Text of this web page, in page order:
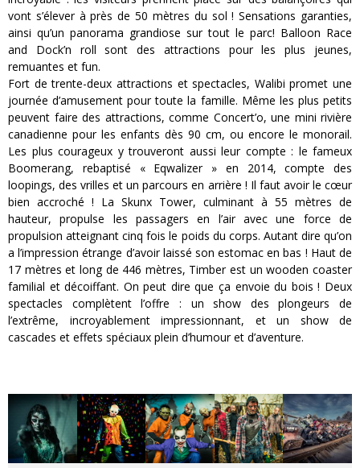
vont s’élever à près de 50 mètres du sol ! Sensations garanties,
ainsi qu’un panorama grandiose sur tout le parc! Balloon Race
and Dock’n roll sont des attractions pour les plus jeunes,
remuantes et fun.
Fort de trente-deux attractions et spectacles, Walibi promet une
journée d’amusement pour toute la famille. Même les plus petits
peuvent faire des attractions, comme Concert’o, une mini rivière
canadienne pour les enfants dès 90 cm, ou encore le monorail.
Les plus courageux y trouveront aussi leur compte : le fameux
Boomerang, rebaptisé « Eqwalizer » en 2014, compte des
loopings, des vrilles et un parcours en arrière ! Il faut avoir le cœur
bien accroché ! La Skunx Tower, culminant à 55 mètres de
hauteur, propulse les passagers en l’air avec une force de
propulsion atteignant cinq fois le poids du corps. Autant dire qu’on
a l’impression étrange d’avoir laissé son estomac en bas ! Haut de
17 mètres et long de 446 mètres, Timber est un wooden coaster
familial et décoiffant. On peut dire que ça envoie du bois ! Deux
spectacles complètent l’offre : un show des plongeurs de
l’extrême, incroyablement impressionnant, et un show de
cascades et effets spéciaux plein d’humour et d’aventure.